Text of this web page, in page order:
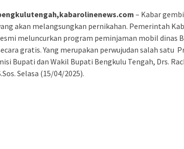
– Kabar
akan melangsungkan pernikahan. Pemerintah
meluncurkan program peminjaman mobil dinas
gratis. Yang merupakan perwujudan salah satu
Bupati dan Wakil Bupati Bengkulu Tengah, Drs.
Selasa (15/04/2025).